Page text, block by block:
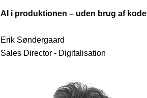
AI i produktionen – uden brug af kode
Erik Søndergaard
Sales Director - Digitalisation